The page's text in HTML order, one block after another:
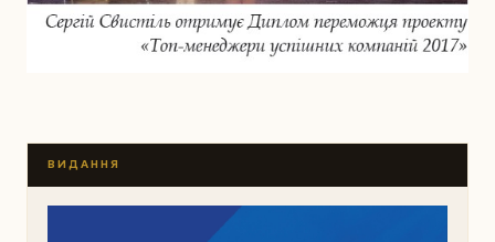
ВИДАННЯ